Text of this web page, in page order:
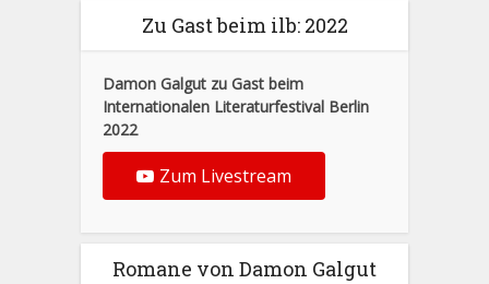
Zu Gast beim ilb: 2022
Damon Galgut zu Gast beim
Internationalen Literaturfestival Berlin
2022
Zum Livestream
Romane von Damon Galgut